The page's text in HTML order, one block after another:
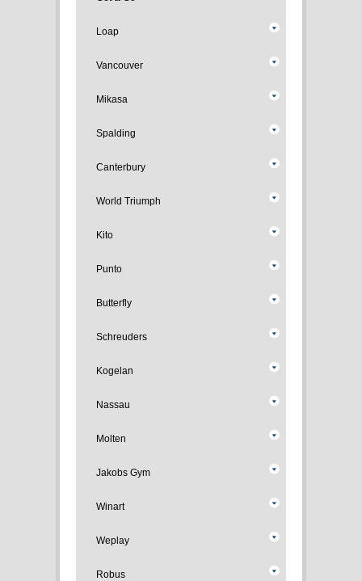
Loap
Vancouver
Mikasa
Spalding
Canterbury
World Triumph
Kito
Punto
Butterfly
Schreuders
Kogelan
Nassau
Molten
Jakobs Gym
Winart
Weplay
Robus